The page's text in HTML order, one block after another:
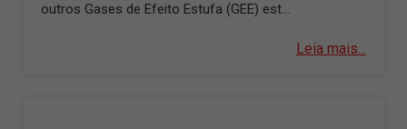
outros Gases de Efeito Estufa (GEE) est...
Leia mais...